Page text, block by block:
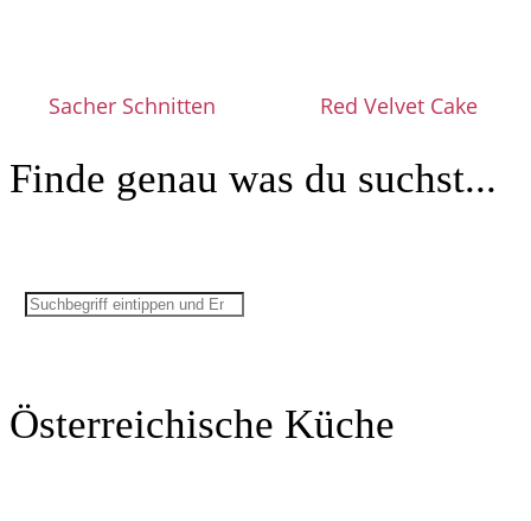
Sacher Schnitten Red Velvet Cake
Finde genau was du suchst...
Österreichische Küche